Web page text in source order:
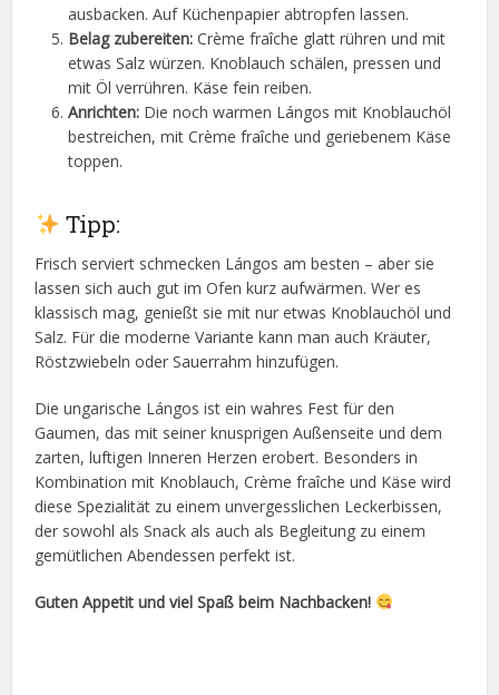
ausbacken. Auf Küchenpapier abtropfen lassen.
Belag zubereiten: Crème fraîche glatt rühren und mit
etwas Salz würzen. Knoblauch schälen, pressen und
mit Öl verrühren. Käse fein reiben.
Anrichten: Die noch warmen Lángos mit Knoblauchöl
bestreichen, mit Crème fraîche und geriebenem Käse
toppen.
Tipp:
Frisch serviert schmecken Lángos am besten – aber sie
lassen sich auch gut im Ofen kurz aufwärmen. Wer es
klassisch mag, genießt sie mit nur etwas Knoblauchöl und
Salz. Für die moderne Variante kann man auch Kräuter,
Röstzwiebeln oder Sauerrahm hinzufügen.
Die ungarische Lángos ist ein wahres Fest für den
Gaumen, das mit seiner knusprigen Außenseite und dem
zarten, luftigen Inneren Herzen erobert. Besonders in
Kombination mit Knoblauch, Crème fraîche und Käse wird
diese Spezialität zu einem unvergesslichen Leckerbissen,
der sowohl als Snack als auch als Begleitung zu einem
gemütlichen Abendessen perfekt ist.
Guten Appetit und viel Spaß beim Nachbacken!